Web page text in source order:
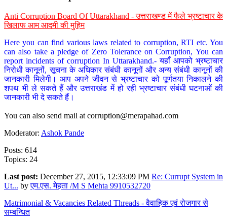
Anti Corruption Board Of Uttarakhand - उत्तराखण्ड में फैले भ्रष्टाचार के
खिलाफ आम आदमी की मुहिम
Here you can find various laws related to corruption, RTI etc. You
can also take a pledge of Zero Tolerance on Corruption, You can
report incidents of corruption In Uttarakhand.- यहाँ आपको भ्रष्टाचार
निरोधी कानूनों, सूचना के अधिकार संबंधी कानूनों और अन्य संबंधी कानूनों की
जानकारी मिलेगी। आप अपने जीवन से भ्रष्टाचार को पूर्णतया निकालने की
शपथ भी ले सकते हैं और उत्तराखंड में हो रही भ्रष्टाचार संबंधी घटनाओं की
जानकारी भी दे सकते हैं।
You can also send mail at corruption@merapahad.com
Moderator: Ashok Pande
Posts: 614
Topics: 24
Last post: December 27, 2015, 12:33:09 PM Re: Currupt System in
Ut... byएम.एस. मेहता /M S Mehta 9910532720
Matrimonial & Vacancies Related Threads - वैवाहिक एवं रोजगार से
सम्बन्धित